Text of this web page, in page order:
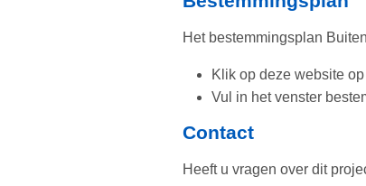
Het bestemmingsplan
Klik op deze website
Vul in het venster
Contact
Heeft u vragen over dit